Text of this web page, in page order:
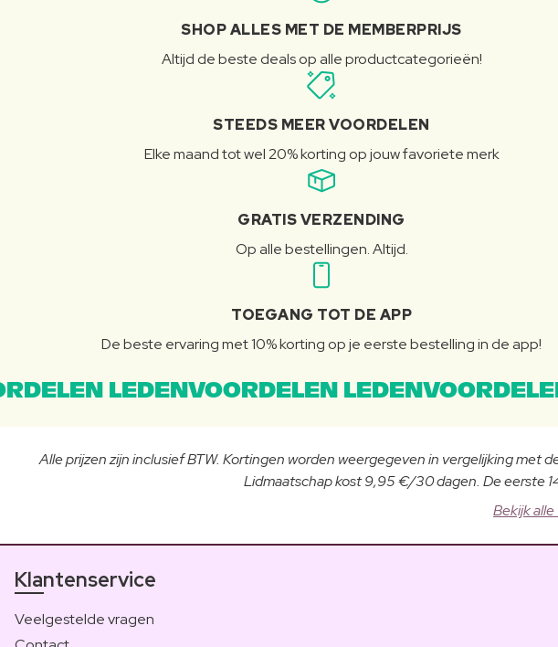
SHOP ALLES MET DE MEMBERPRIJS
Altijd de beste deals op alle productcategorieën!
STEEDS MEER VOORDELEN
Elke maand tot wel 20% korting op jouw favoriete merk
GRATIS VERZENDING
Op alle bestellingen. Altijd.
TOEGANG TOT DE APP
De beste ervaring met 10% korting op je eerste bestelling in de app!
LEDENVOORDELEN
Alle prijzen zijn inclusief BTW. Kortingen worden weergegeven in vergelijking met
Lidmaatschap kost 9,95 €/30 dagen. De eerste
Bekijk
Klantenservice
Veelgestelde vragen